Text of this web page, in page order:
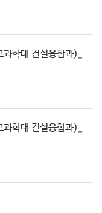
학대 건설융합과)_
학대 건설융합과)_